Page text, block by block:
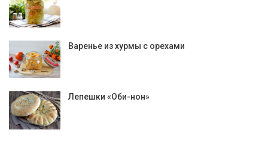
Варенье из хурмы с орехами
Лепешки «Оби-нон»